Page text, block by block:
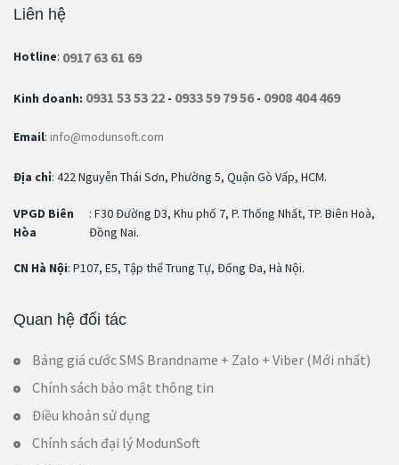
Liên hệ
Hotline: 0917 63 61 69
Kinh doanh: 0931 53 53 22 - 0933 59 79 56- 0908 404 469
Email: info@modunsoft.com
Địa chỉ: 422 Nguyễn Thái Sơn, Phường 5, Quận Gò Vấp, HCM.
VPGD Biên
Hòa
: F30 Đường D3, Khu phố 7, P. Thống Nhất, TP. Biên Hoà,
Đồng Nai.
CN Hà Nội: P107, E5, Tập thể Trung Tự, Đống Đa, Hà Nội.
Quan hệ đối tác
Bảng giá cước SMS Brandname + Zalo + Viber (Mới nhất)
Chính sách bảo mật thông tin
Điều khoản sử dụng
Chính sách đại lý ModunSoft